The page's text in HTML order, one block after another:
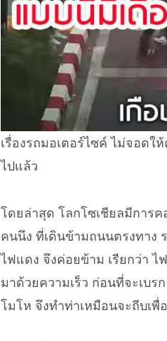
เรื่องรถมอเตอร์ไซค์ ไม่จอดใ
ไปแล้ว
โดยล่าสุด โลกโซเชียลมีการค
คนนึง ที่เดินข้ามถนนตรงทาง
ไฟแดง จึงค่อยข้าม เรียกว่า
มาด้วยความเร็ว ก่อนที่จะเบ
โมโห จึงทำท่าเหมือนจะถีบเพื่